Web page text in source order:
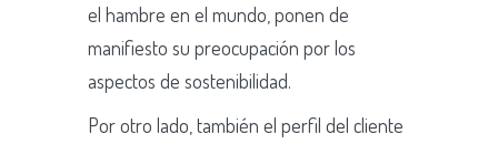
el hambre en el mundo, ponen de
manifiesto su preocupación por los
aspectos de sostenibilidad.
Por otro lado, también el perfil del cliente